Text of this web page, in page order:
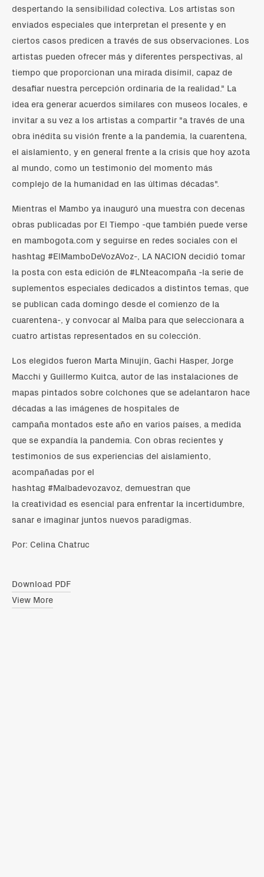
despertando la sensibilidad colectiva. Los artistas son
enviados especiales que interpretan el presente y en
ciertos casos predicen a través de sus observaciones. Los
artistas pueden ofrecer más y diferentes perspectivas, al
tiempo que proporcionan una mirada disímil, capaz de
desafiar nuestra percepción ordinaria de la realidad." La
idea era generar acuerdos similares con museos locales, e
invitar a su vez a los artistas a compartir "a través de una
obra inédita su visión frente a la pandemia, la cuarentena,
el aislamiento, y en general frente a la crisis que hoy azota
al mundo, como un testimonio del momento más
complejo de la humanidad en las últimas décadas".
Mientras el Mambo ya inauguró una muestra con decenas
obras publicadas por El Tiempo -que también puede verse
en mambogota.com y seguirse en redes sociales con el
hashtag #ElMamboDeVozAVoz-, LA NACION decidió tomar
la posta con esta edición de #LNteacompaña -la serie de
suplementos especiales dedicados a distintos temas, que
se publican cada domingo desde el comienzo de la
cuarentena-, y convocar al Malba para que seleccionara a
cuatro artistas representados en su colección.
Los elegidos fueron Marta Minujín, Gachi Hasper, Jorge
Macchi y Guillermo Kuitca, autor de las instalaciones de
mapas pintados sobre colchones que se adelantaron hace
décadas a las imágenes de hospitales de
campaña montados este año en varios países, a medida
que se expandía la pandemia. Con obras recientes y
testimonios de sus experiencias del aislamiento,
acompañadas por el
hashtag #Malbadevozavoz, demuestran que
la creatividad es esencial para enfrentar la incertidumbre,
sanar e imaginar juntos nuevos paradigmas.
Por: Celina Chatruc
Download PDF
View More